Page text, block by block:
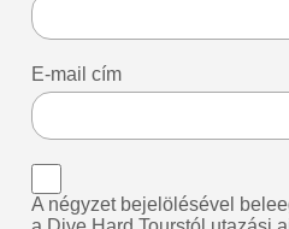
E-mail cím
A négyzet bejelölésével